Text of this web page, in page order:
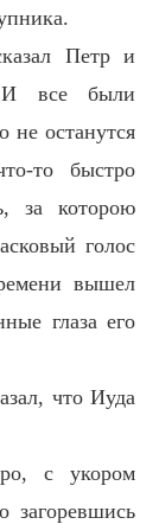
Петр и
И все были
не останутся
то быстро
за которою
голос
вышел
глаза его
что Иуда
с укором
загоревшись